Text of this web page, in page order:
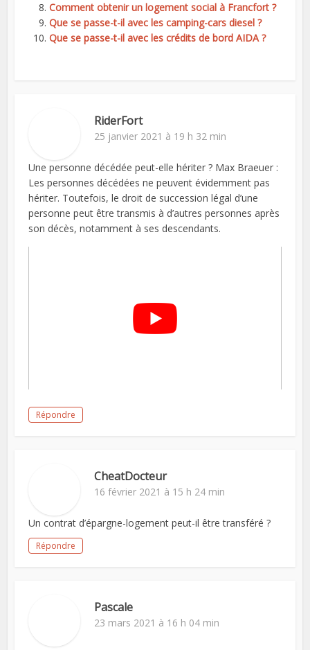
Comment obtenir un logement social à Francfort ?
Que se passe-t-il avec les camping-cars diesel ?
Que se passe-t-il avec les crédits de bord AIDA ?
RiderFort
25 janvier 2021 à 19 h 32 min
Une personne décédée peut-elle hériter ? Max Braeuer :
Les personnes décédées ne peuvent évidemment pas
hériter. Toutefois, le droit de succession légal d’une
personne peut être transmis à d’autres personnes après
son décès, notamment à ses descendants.
Répondre
CheatDocteur
16 février 2021 à 15 h 24 min
Un contrat d’épargne-logement peut-il être transféré ?
Répondre
Pascale
23 mars 2021 à 16 h 04 min